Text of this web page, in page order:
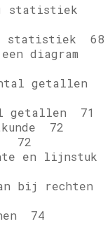
statistiek
statistiek 68
diagram
getallen
getallen 71
72
72
en lijnstuk
bij rechten
74